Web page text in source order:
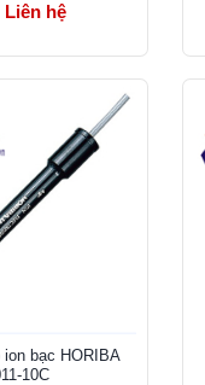
Liên hệ
bạc HORIBA
10C